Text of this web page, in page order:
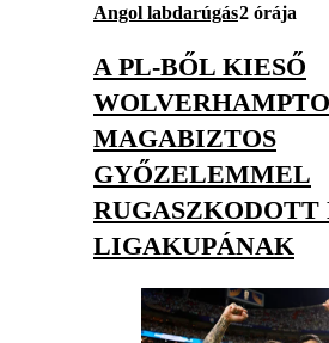
Angol labdarúgás2 órája
A PL-BŐL KIESŐ
MAGABIZTOS
GYŐZELEMMEL
RUGASZKODOTT
LIGAKUPÁNAK